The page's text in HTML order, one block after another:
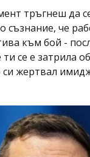
тръгнеш да
съзнание, че
към бой -
се е затрила
жертвал